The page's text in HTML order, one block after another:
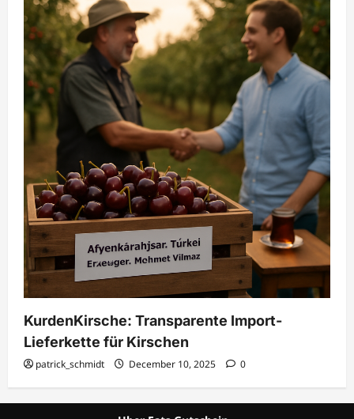
KurdenKirsche: Transparente Import-
Lieferkette für Kirschen
patrick_schmidt December 10, 2025 0